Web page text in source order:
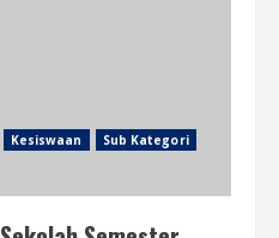
Kesiswaan
Sub Kategori